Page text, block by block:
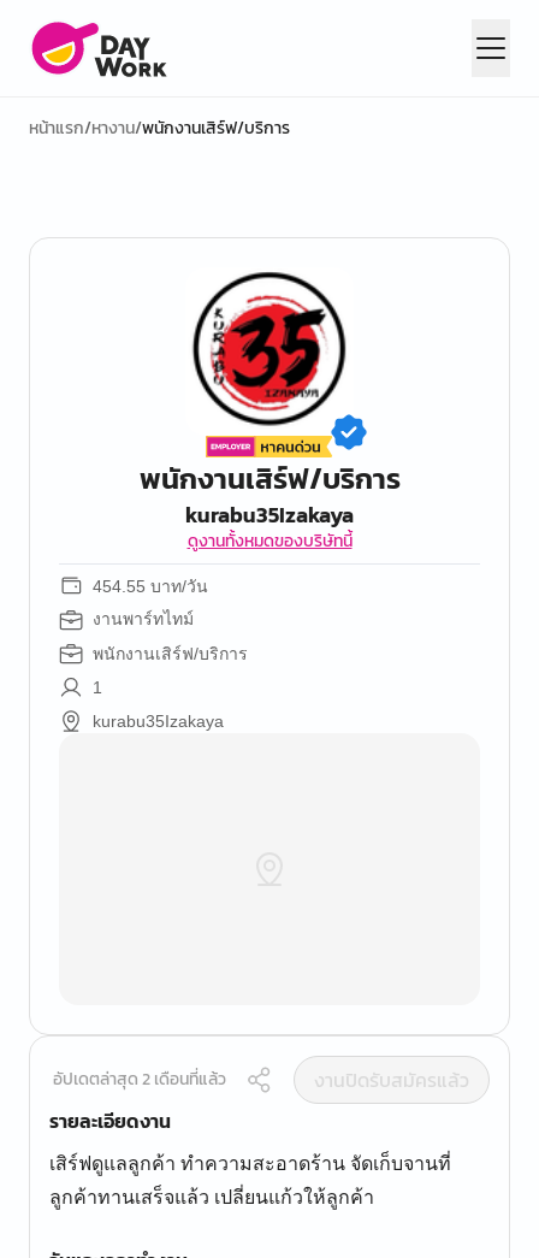
หน้าแรก/หางาน/พนักงานเสิร์ฟ/บริการ
พนักงานเสิร์ฟ/บริการ
kurabu35Izakaya
ดูงานทั้งหมดของบริษัทนี้
454.55 บาท/วัน
งานพาร์ทไทม์
พนักงานเสิร์ฟ/บริการ
1
kurabu35Izakaya
อัปเดตล่าสุด 2 เดือนที่แล้ว
งานปิดรับสมัครแล้ว
รายละเอียดงาน
เสิร์ฟดูแลลูกค้า ทำความสะอาดร้าน จัดเก็บจานที่
ลูกค้าทานเสร็จแล้ว เปลี่ยนแก้วให้ลูกค้า